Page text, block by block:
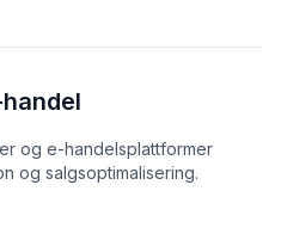
og e-handelsplattformer
og salgsoptimalisering.